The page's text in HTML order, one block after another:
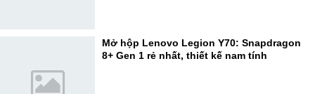
Mở hộp Lenovo Legion Y70: Snapdragon
8+ Gen 1 rẻ nhất, thiết kế nam tính